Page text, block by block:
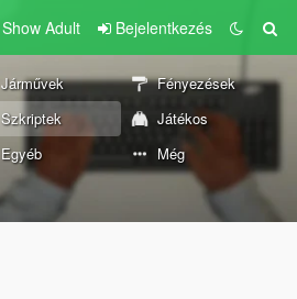
Show Adult Bejelentkezés
Járművek
Fényezések
Szkriptek
Játékos
Egyéb Még